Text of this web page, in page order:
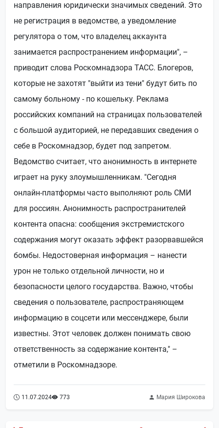
направления юридически значимых сведений. Это
не регистрация в ведомстве, а уведомление
регулятора о том, что владелец аккаунта
занимается распространением информации", –
приводит слова Роскомнадзора ТАСС. Блогеров,
которые не захотят "выйти из тени" будут бить по
самому больному - по кошельку. Реклама
российских компаний на страницах пользователей
с большой аудиторией, не передавших сведения о
себе в Роскомнадзор, будет под запретом.
Ведомство считает, что анонимность в интернете
играет на руку злоумышленникам. "Сегодня
онлайн-платформы часто выполняют роль СМИ
для россиян. Анонимность распространителей
контента опасна: сообщения экстремистского
содержания могут оказать эффект разорвавшейся
бомбы. Недостоверная информация – нанести
урон не только отдельной личности, но и
безопасности целого государства. Важно, чтобы
сведения о пользователе, распространяющем
информацию в соцсети или мессенджере, были
известны. Этот человек должен понимать свою
ответственность за содержание контента," –
отметили в Роскомнадзоре.
11.07.2024 773 Мария Широкова